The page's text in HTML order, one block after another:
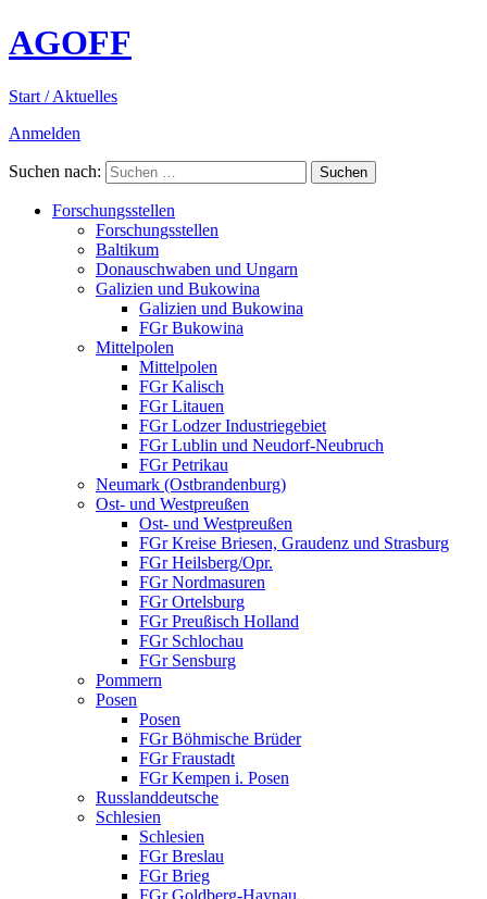
AGOFF
Start / Aktuelles
Anmelden
Suchen nach:
Forschungsstellen
Forschungsstellen
Baltikum
Donauschwaben und Ungarn
Galizien und Bukowina
Galizien und Bukowina
FGr Bukowina
Mittelpolen
Mittelpolen
FGr Kalisch
FGr Litauen
FGr Lodzer Industriegebiet
FGr Lublin und Neudorf-Neubruch
FGr Petrikau
Neumark (Ostbrandenburg)
Ost- und Westpreußen
Ost- und Westpreußen
FGr Kreise Briesen, Graudenz und Strasburg
FGr Heilsberg/Opr.
FGr Nordmasuren
FGr Ortelsburg
FGr Preußisch Holland
FGr Schlochau
FGr Sensburg
Pommern
Posen
Posen
FGr Böhmische Brüder
FGr Fraustadt
FGr Kempen i. Posen
Russlanddeutsche
Schlesien
Schlesien
FGr Breslau
FGr Brieg
FGr Goldberg-Haynau